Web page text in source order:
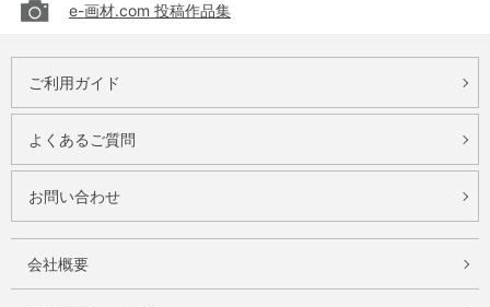
e-画材.com 投稿作品集
ご利用ガイド
よくあるご質問
お問い合わせ
会社概要